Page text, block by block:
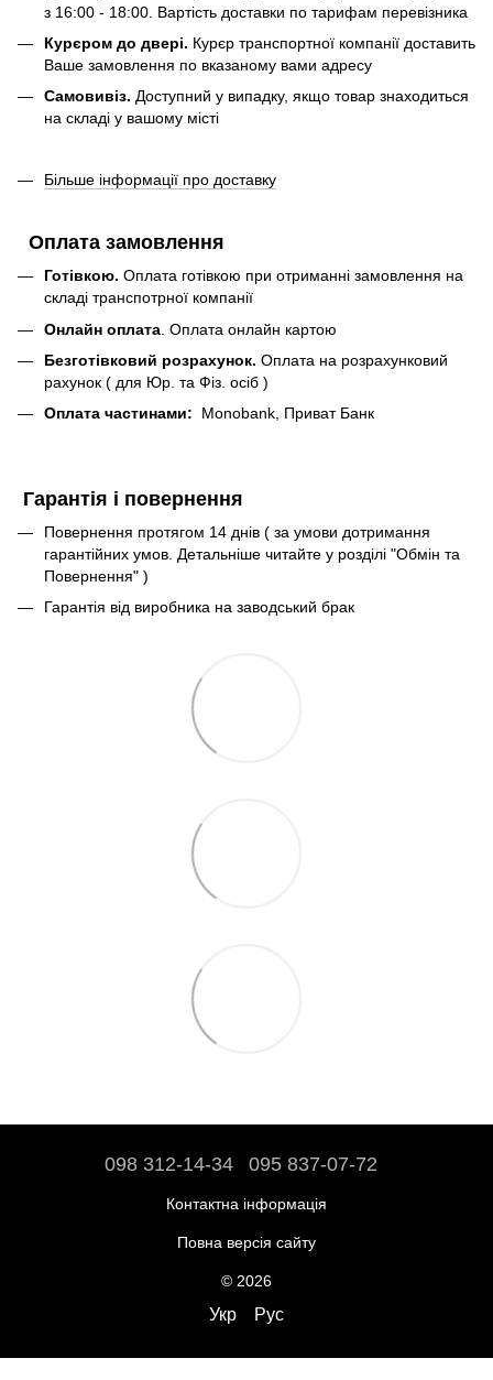
з 16:00 - 18:00. Вартість доставки по тарифам перевізника
Курєром до двері. Курєр транспортної компанії доставить
Ваше замовлення по вказаному вами адресу
Самовивіз. Доступний у випадку, якщо товар знаходиться
на складі у вашому місті
Більше інформації про доставку
Оплата замовлення
Готівкою. Оплата готівкою при отриманні замовлення на
складі транспотрної компанії
Онлайн оплата . Оплата онлайн картою
Безготівковий розрахунок. Оплата на розрахунковий
рахунок ( для Юр. та Фіз. осіб )
Оплата частинами: Monobank, Приват Банк
Гарантія і повернення
Повернення протягом 14 днів ( за умови дотримання
гарантійних умов. Детальніше читайте у розділі "Обмін та
Повернення" )
Гарантія від виробника на заводський брак
098 312-14-34 095 837-07-72
Контактна інформація
Повна версія сайту
© 2026
Укр Рус